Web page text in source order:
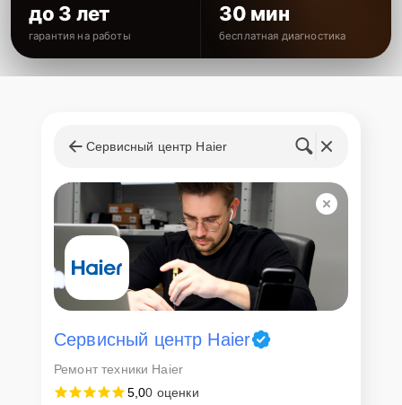
до 3 лет
гарантия на работы
30 мин
бесплатная диагностика
Сервисный центр Haier
Сервисный центр Haier
Ремонт техники Haier
5,00 оценки